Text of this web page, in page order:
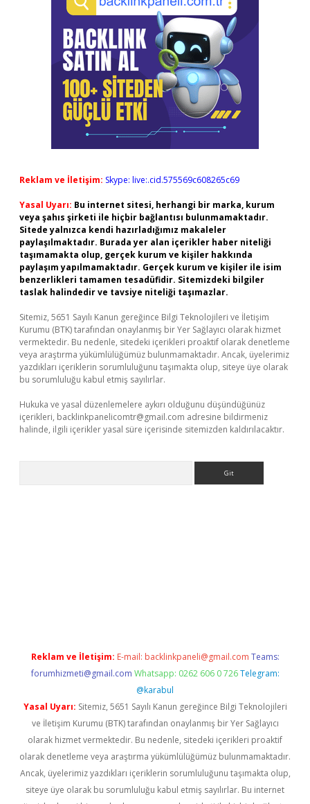
Reklam ve İletişim: Skype: live:.cid.575569c608265c69
Yasal Uyarı: Bu internet sitesi, herhangi bir marka, kurum
veya şahıs şirketi ile hiçbir bağlantısı bulunmamaktadır.
Sitede yalnızca kendi hazırladığımız makaleler
paylaşılmaktadır. Burada yer alan içerikler haber niteliği
taşımamakta olup, gerçek kurum ve kişiler hakkında
paylaşım yapılmamaktadır. Gerçek kurum ve kişiler ile isim
benzerlikleri tamamen tesadüfidir. Sitemizdeki bilgiler
taslak halindedir ve tavsiye niteliği taşımazlar.
Sitemiz, 5651 Sayılı Kanun gereğince Bilgi Teknolojileri ve İletişim
Kurumu (BTK) tarafından onaylanmış bir Yer Sağlayıcı olarak hizmet
vermektedir. Bu nedenle, sitedeki içerikleri proaktif olarak denetleme
veya araştırma yükümlülüğümüz bulunmamaktadır. Ancak, üyelerimiz
yazdıkları içeriklerin sorumluluğunu taşımakta olup, siteye üye olarak
bu sorumluluğu kabul etmiş sayılırlar.
Hukuka ve yasal düzenlemelere aykırı olduğunu düşündüğünüz
içerikleri, backlinkpanelicomtr@gmail.com adresine bildirmeniz
halinde, ilgili içerikler yasal süre içerisinde sitemizden kaldırılacaktır.
Reklam ve İletişim: E-mail: backlinkpaneli@gmail.com Teams:
forumhizmeti@gmail.com Whatsapp: 0262 606 0 726 Telegram:
@karabul
Yasal Uyarı: Sitemiz, 5651 Sayılı Kanun gereğince Bilgi Teknolojileri
ve İletişim Kurumu (BTK) tarafından onaylanmış bir Yer Sağlayıcı
olarak hizmet vermektedir. Bu nedenle, sitedeki içerikleri proaktif
olarak denetleme veya araştırma yükümlülüğümüz bulunmamaktadır.
Ancak, üyelerimiz yazdıkları içeriklerin sorumluluğunu taşımakta olup,
siteye üye olarak bu sorumluluğu kabul etmiş sayılırlar. Bu internet